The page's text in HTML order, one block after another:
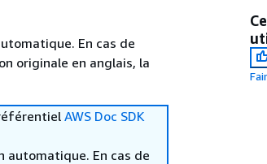
En cas de
originale en anglais, la
AWS Doc SDK
En cas de